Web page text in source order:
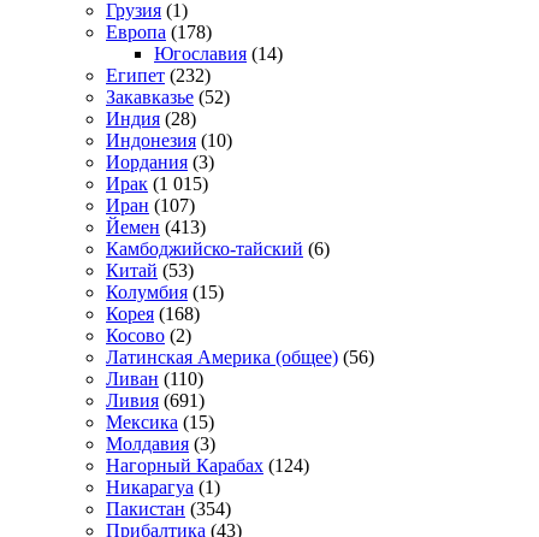
Грузия (1)
Европа (178)
Югославия (14)
Египет (232)
Закавказье (52)
Индия (28)
Индонезия (10)
Иордания (3)
Ирак (1 015)
Иран (107)
Йемен (413)
Камбоджийско-тайский (6)
Китай (53)
Колумбия (15)
Корея (168)
Косово (2)
Латинская Америка (общее) (56)
Ливан (110)
Ливия (691)
Мексика (15)
Молдавия (3)
Нагорный Карабах (124)
Никарагуа (1)
Пакистан (354)
Прибалтика (43)